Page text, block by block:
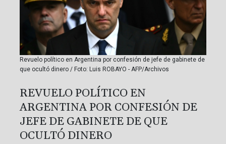
Revuelo político en Argentina por confesión de jefe de gabinete de
que ocultó dinero / Foto: Luis ROBAYO - AFP/Archivos
REVUELO POLÍTICO EN
ARGENTINA POR CONFESIÓN DE
JEFE DE GABINETE DE QUE
OCULTÓ DINERO